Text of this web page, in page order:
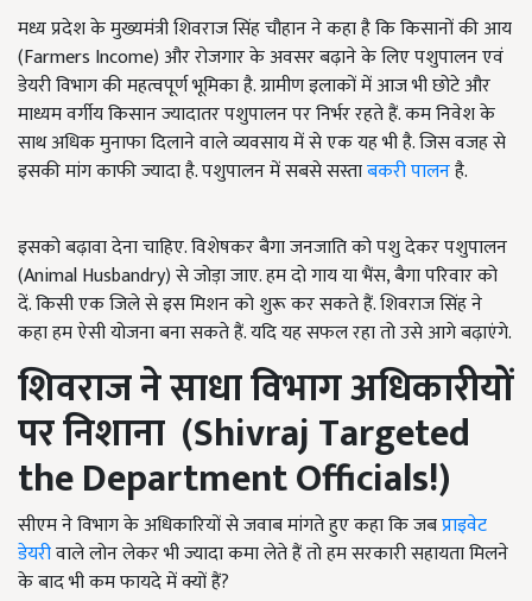
मध्य प्रदेश के मुख्यमंत्री शिवराज सिंह चौहान ने कहा है कि किसानों की आय
(Farmers Income) और रोजगार के अवसर बढ़ाने के लिए पशुपालन एवं
डेयरी विभाग की महत्वपूर्ण भूमिका है. ग्रामीण इलाकों में आज भी छोटे और
माध्यम वर्गीय किसान ज्यादातर पशुपालन पर निर्भर रहते हैं. कम निवेश के
साथ अधिक मुनाफा दिलाने वाले व्यवसाय में से एक यह भी है. जिस वजह से
इसकी मांग काफी ज्यादा है. पशुपालन में सबसे सस्ताबकरी पालनहै.
इसको बढ़ावा देना चाहिए. विशेषकर बैगा जनजाति को पशु देकर पशुपालन
(Animal Husbandry) से जोड़ा जाए. हम दो गाय या भैंस, बैगा परिवार को
दें. किसी एक जिले से इस मिशन को शुरू कर सकते हैं. शिवराज सिंह ने
कहा हम ऐसी योजना बना सकते हैं. यदि यह सफल रहा तो उसे आगे बढ़ाएंगे.
शिवराज ने साधा विभाग अधिकारीयों
पर निशाना (Shivraj Targeted
the Department Officials!)
सीएम ने विभाग के अधिकारियों से जवाब मांगते हुए कहा कि जबप्राइवेट
डेयरीवाले लोन लेकर भी ज्यादा कमा लेते हैं तो हम सरकारी सहायता मिलने
के बाद भी कम फायदे में क्यों हैं?